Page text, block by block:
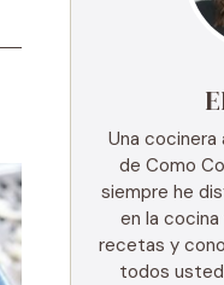
Una cocinera
de Como
siempre he
en la
recetas y
todos